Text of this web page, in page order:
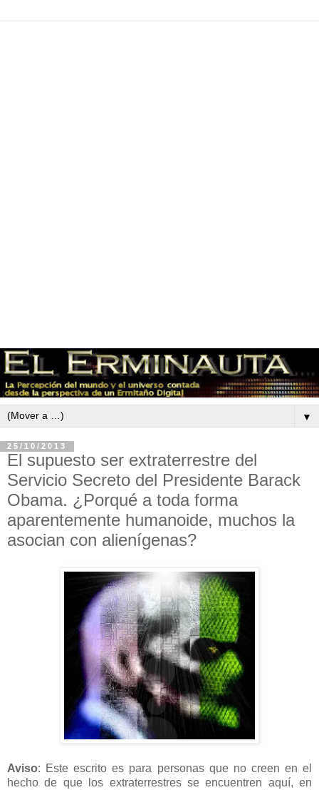
▼
25/10/2013
El supuesto ser extraterrestre del
Servicio Secreto del Presidente Barack
Obama. ¿Porqué a toda forma
aparentemente humanoide, muchos la
asocian con alienígenas?
Aviso: Este escrito es para personas que no creen en el
hecho de que los extraterrestres se encuentren aquí, en